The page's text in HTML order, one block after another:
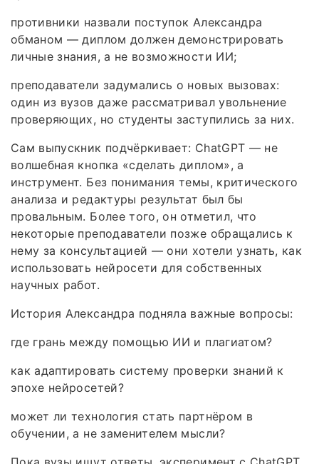
противники назвали поступок Александра
обманом — диплом должен демонстрировать
личные знания, а не возможности ИИ;
преподаватели задумались о новых вызовах:
один из вузов даже рассматривал увольнение
проверяющих, но студенты заступились за них.
Сам выпускник подчёркивает: ChatGPT — не
волшебная кнопка «сделать диплом», а
инструмент. Без понимания темы, критического
анализа и редактуры результат был бы
провальным. Более того, он отметил, что
некоторые преподаватели позже обращались к
нему за консультацией — они хотели узнать, как
использовать нейросети для собственных
научных работ.
История Александра подняла важные вопросы:
где грань между помощью ИИ и плагиатом?
как адаптировать систему проверки знаний к
эпохе нейросетей?
может ли технология стать партнёром в
обучении, а не заменителем мысли?